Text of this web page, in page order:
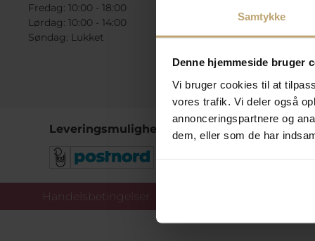
Samtykke
Denne hjemmeside bruger
Vi bruger cookies til at
vores trafik. Vi deler også
annonceringspartnere og
dem, eller som de har
Fredag: 10:00 - 18:00
Lørdag: 10:00 - 14:00
Søndag: Lukket
Leveringsmuligheder
Handelsbetingelser